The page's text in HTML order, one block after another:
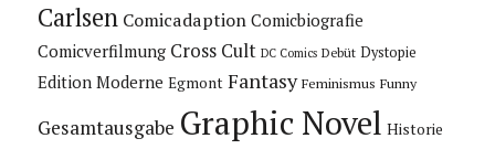
Carlsen Comicadaption Comicbiografie
Comicverfilmung Cross Cult DC Comics Debüt Dystopie
Edition Moderne Egmont Fantasy Feminismus Funny
Gesamtausgabe Graphic Novel Historie